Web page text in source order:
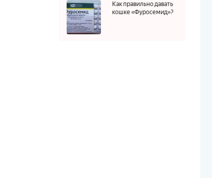
Как правильно давать
кошке «Фуросемид»?